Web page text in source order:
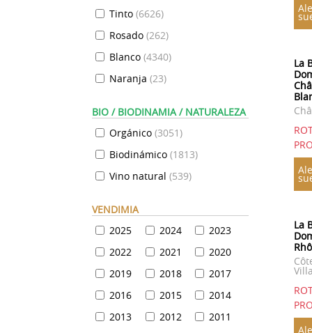
Tinto (6626)
Rosado (262)
Blanco (4340)
Naranja (23)
BIO / BIODINAMIA / NATURALEZA
Orgánico (3051)
Biodinámico (1813)
Vino natural (539)
VENDIMIA
2025
2024
2023
2022
2021
2020
2019
2018
2017
2016
2015
2014
2013
2012
2011
La
La